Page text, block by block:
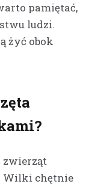
pamiętać,
ludzi.
żyć obok
zwierząt
Wilki chętnie